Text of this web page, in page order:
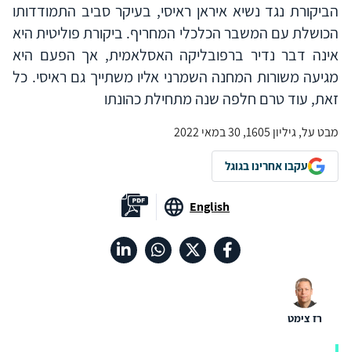
הביקורת נגד נשיא איראן ראיסי, בעיקר סביב התמודדותו
הכושלת עם המשבר הכלכלי המחריף. ביקורת פוליטית היא
אינה דבר נדיר ברפובליקה האסלאמית, אך הפעם היא
מגיעה משורות המחנה השמרני אליו משתייך גם ראיסי. כל
זאת, עוד טרם חלפה שנה מתחילת כהונתו
מבט על, גיליון 1605, 30 במאי 2022
עקבו אחרינו בגוגל
English
רז צימט